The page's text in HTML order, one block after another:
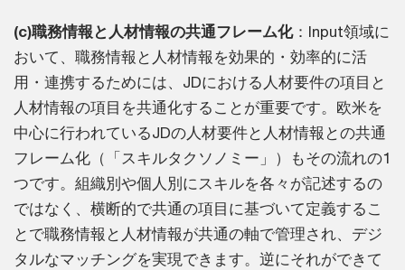
(c)職務情報と人材情報の共通フレーム化：Input領域に
おいて、職務情報と人材情報を効果的・効率的に活
用・連携するためには、JDにおける人材要件の項目と
人材情報の項目を共通化することが重要です。欧米を
中心に行われているJDの人材要件と人材情報との共通
フレーム化（「スキルタクソノミー」）もその流れの1
つです。組織別や個人別にスキルを各々が記述するの
ではなく、横断的で共通の項目に基づいて定義するこ
とで職務情報と人材情報が共通の軸で管理され、デジ
タルなマッチングを実現できます。逆にそれができて